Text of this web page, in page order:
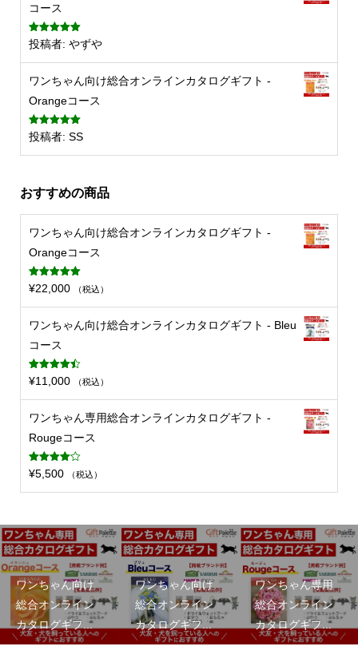
コース
5段階中5 の
評価
投稿者: やずや
ワンちゃん向け総合オンラインカタログギフト -
Orangeコース
5段階中5 の
評価
投稿者: SS
おすすめの商品
ワンちゃん向け総合オンラインカタログギフト -
Orangeコース
5段階中5.00
の評価
¥22,000 （税込）
ワンちゃん向け総合オンラインカタログギフト - Bleu
コース
5段階中
4.50の評価
¥11,000 （税込）
ワンちゃん専用総合オンラインカタログギフト -
Rougeコース
5段階中
4.11の評
価
¥5,500 （税込）
ワンちゃん向け
総合オンライン
カタログギフ...
ワンちゃん向け
総合オンライン
カタログギフ...
ワンちゃん専用
総合オンライン
カタログギフ...